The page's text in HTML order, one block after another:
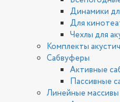
Динамики
Для
Чехлы для
Комплекты
Сабвуферы
Активные
Пассивные
Линейные массивы